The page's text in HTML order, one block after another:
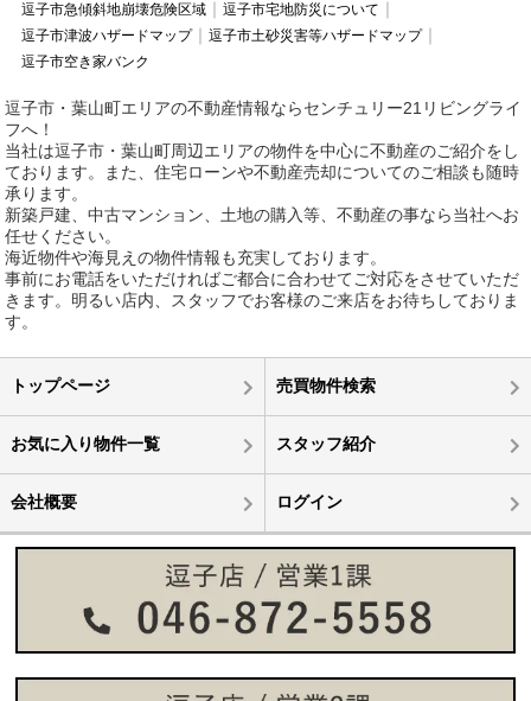
逗子市急傾斜地崩壊危険区域
逗子市宅地防災について
逗子市津波ハザードマップ
逗子市土砂災害等ハザードマップ
逗子市空き家バンク
逗子市・葉山町エリアの不動産情報ならセンチュリー21リビングライ
フへ！
当社は逗子市・葉山町周辺エリアの物件を中心に不動産のご紹介をし
ております。また、住宅ローンや不動産売却についてのご相談も随時
承ります。
新築戸建、中古マンション、土地の購入等、不動産の事なら当社へお
任せください。
海近物件や海見えの物件情報も充実しております。
事前にお電話をいただければご都合に合わせてご対応をさせていただ
きます。明るい店内、スタッフでお客様のご来店をお待ちしておりま
す。
トップページ 売買物件検索
お気に入り物件一覧 スタッフ紹介
会社概要 ログイン